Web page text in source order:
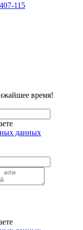
115
время!
данных